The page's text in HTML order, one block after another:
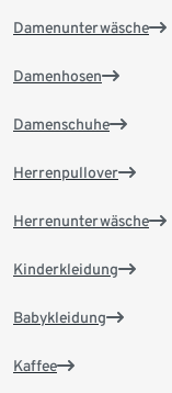
Damenunterwäsche
Damenhosen
Damenschuhe
Herrenpullover
Herrenunterwäsche
Kinderkleidung
Babykleidung
Kaffee